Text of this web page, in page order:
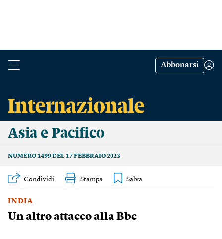
Abbonarsi
Asia e Pacifico
NUMERO 1499 DEL 17 FEBBRAIO 2023
Condividi Stampa
INDIA
Un altro attacco alla Bbc